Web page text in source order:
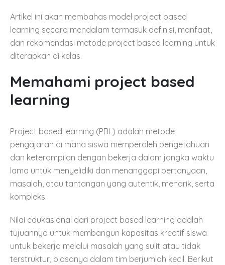
Artikel ini akan membahas model project based
learning secara mendalam termasuk definisi, manfaat,
dan rekomendasi metode project based learning untuk
diterapkan di kelas.
Memahami project based
learning
Project based learning (PBL) adalah metode
pengajaran di mana siswa memperoleh pengetahuan
dan keterampilan dengan bekerja dalam jangka waktu
lama untuk menyelidiki dan menanggapi pertanyaan,
masalah, atau tantangan yang autentik, menarik, serta
kompleks.
Nilai edukasional dari project based learning adalah
tujuannya untuk membangun kapasitas kreatif siswa
untuk bekerja melalui masalah yang sulit atau tidak
terstruktur, biasanya dalam tim berjumlah kecil. Berikut